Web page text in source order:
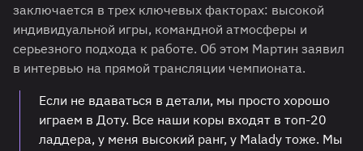
заключается в трех ключевых факторах: высокой
индивидуальной игры, командной атмосферы и
серьезного подхода к работе. Об этом Мартин заявил
в интервью на прямой трансляции чемпионата.
Если не вдаваться в детали, мы просто хорошо
играем в Доту. Все наши коры входят в топ-20
ладдера, у меня высокий ранг, у Malady тоже. Мы